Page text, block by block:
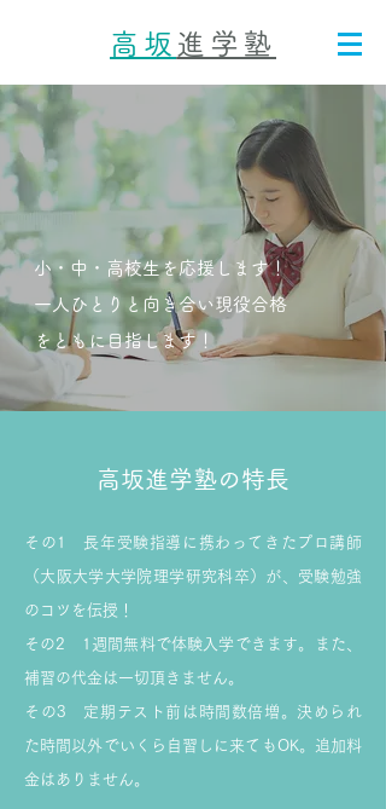
高坂 進学塾
小・中・高校生を応援します！
一人ひとりと向き合い現役合格
をともに目指します！
高坂進学塾の特長
その1 長年受験指導に携わってきたプロ講師
（大阪大学大学院理学研究科卒）が、受験勉強
のコツを伝授！
その2 1週間無料で体験入学できます。また、
補習の代金は一切頂きません。
その3 定期テスト前は時間数倍増。決められ
た時間以外でいくら自習しに来てもOK。追加料
金はありません。